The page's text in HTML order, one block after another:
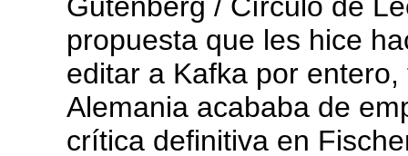
propuesta que les hice
editar a Kafka por
Alemania acababa de
crítica definitiva en